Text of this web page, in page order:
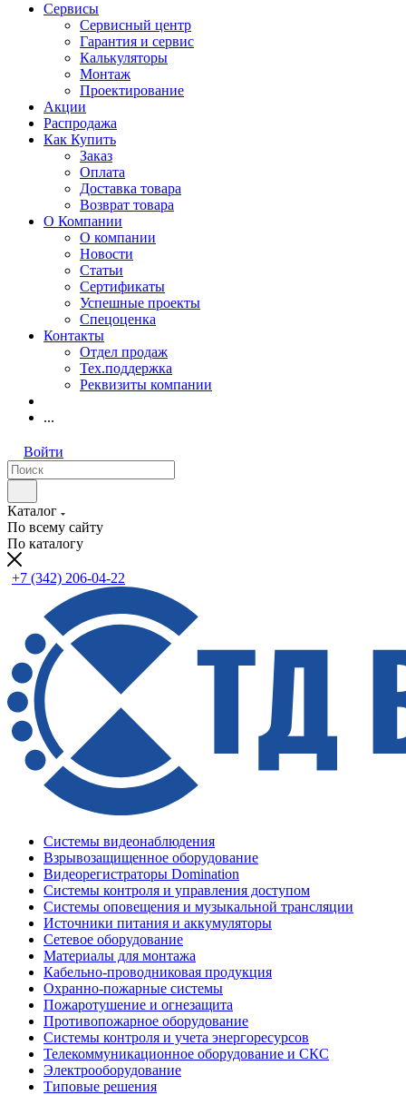
Сервисы
Сервисный центр
Гарантия и сервис
Калькуляторы
Монтаж
Проектирование
Акции
Распродажа
Как Купить
Заказ
Оплата
Доставка товара
Возврат товара
О Компании
О компании
Новости
Статьи
Сертификаты
Успешные проекты
Спецоценка
Контакты
Отдел продаж
Тех.поддержка
Реквизиты компании
...
Войти
Каталог
По всему сайту
По каталогу
+7 (342) 206-04-22
Системы видеонаблюдения
Взрывозащищенное оборудование
Видеорегистраторы Domination
Системы контроля и управления доступом
Системы оповещения и музыкальной трансляции
Источники питания и аккумуляторы
Сетевое оборудование
Материалы для монтажа
Кабельно-проводниковая продукция
Охранно-пожарные системы
Пожаротушение и огнезащита
Противопожарное оборудование
Системы контроля и учета энергоресурсов
Телекоммуникационное оборудование и СКС
Электрооборудование
Типовые решения